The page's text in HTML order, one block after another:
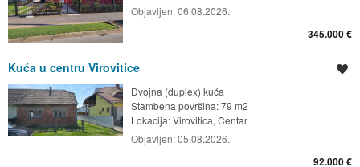
Objavljen:06.08.2026.
345.000 €
Kuća u centru Virovitice
Dvojna (duplex) kuća
Stambena površina: 79 m2
Lokacija:Virovitica, Centar
Objavljen:05.08.2026.
92.000 €